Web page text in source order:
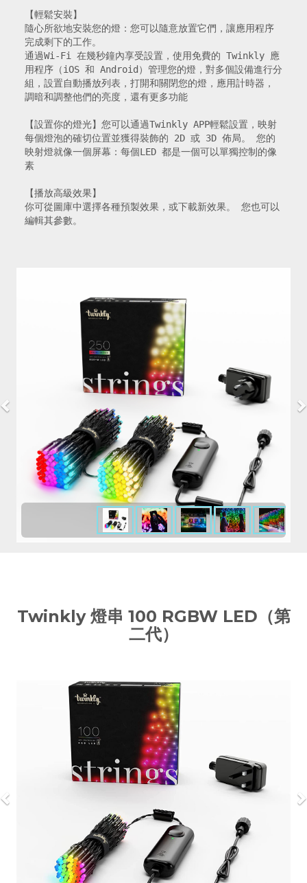
【輕鬆安裝】
隨心所欲地安裝您的燈：您可以隨意放置它們，讓應用程序
完成剩下的工作。
通過Wi-Fi 在幾秒鐘內享受設置，使用免費的 Twinkly 應
用程序（iOS 和 Android）管理您的燈，對多個設備進行分
組，設置自動播放列表，打開和關閉您的燈，應用計時器，
調暗和調整他們的亮度，還有更多功能
【設置你的燈光】您可以通過Twinkly APP輕鬆設置，映射
每個燈泡的確切位置並獲得裝飾的 2D 或 3D 佈局。 您的
映射燈就像一個屏幕：每個LED 都是一個可以單獨控制的像
素
【播放高級效果】
你可從圖庫中選擇各種預製效果，或下載新效果。 您也可以
編輯其參數。
Twinkly 燈串 100 RGBW LED（第
二代）